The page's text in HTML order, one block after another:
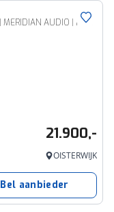
I-PACE EV400 S 90 kWh | LEER | 360 CAMERA | MERIDIAN AUDIO | NAVIGATIE | ELEKTRISCHE BESTUURDERSSTOEL MET GEHEUGEN
21.900,-
OISTERWIJK
Bel aanbieder